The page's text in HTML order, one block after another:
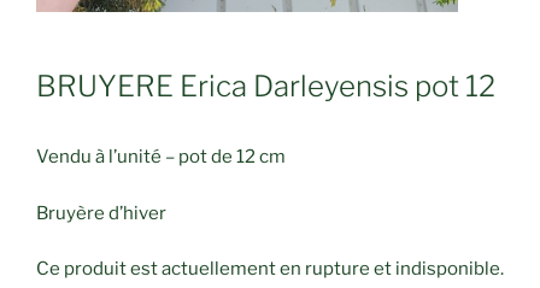
BRUYERE Erica Darleyensis pot 12
Vendu à l’unité – pot de 12 cm
Bruyère d’hiver
Ce produit est actuellement en rupture et indisponible.